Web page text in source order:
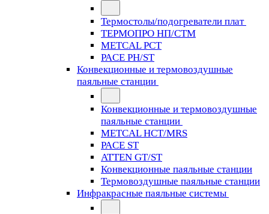
Термостолы/подогреватели плат
ТЕРМОПРО НП/СТМ
METCAL PCT
PACE PH/ST
Конвекционные и термовоздушные
паяльные станции
Конвекционные и термовоздушные
паяльные станции
METCAL HCT/MRS
PACE ST
ATTEN GT/ST
Конвекционные паяльные станции
Термовоздушные паяльные станции
Инфракрасные паяльные системы